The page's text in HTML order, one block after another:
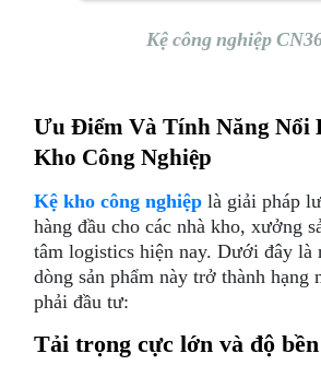
Kệ công nghiệp
Ưu Điểm Và Tính Năng Nổi
Kho Công Nghiệp
Kệ kho công nghiệp là giải pháp
hàng đầu cho các nhà kho, xưởng
tâm logistics hiện nay. Dưới đây là
dòng sản phẩm này trở thành hạng
phải đầu tư:
Tải trọng cực lớn và độ